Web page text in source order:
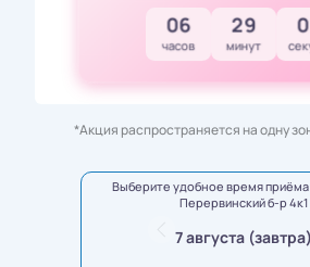
06
часов
29
минут
*Акция распространяется на одну
Выберите удобное время
Перервинский б-р 4к1
7 августа (завтра)